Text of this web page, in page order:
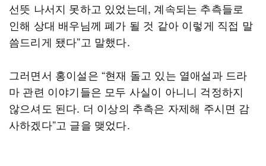
선뜻 나서지 못하고 있었는데, 계속되는 추측들로
인해 상대 배우님께 폐가 될 것 같아 이렇게 직접 말
씀드리게 됐다”고 말했다.
그러면서 홍이설은 “현재 돌고 있는 열애설과 드라
마 관련 이야기들은 모두 사실이 아니니 걱정하지
않으셔도 된다. 더 이상의 추측은 자제해 주시면 감
사하겠다”고 글을 맺었다.